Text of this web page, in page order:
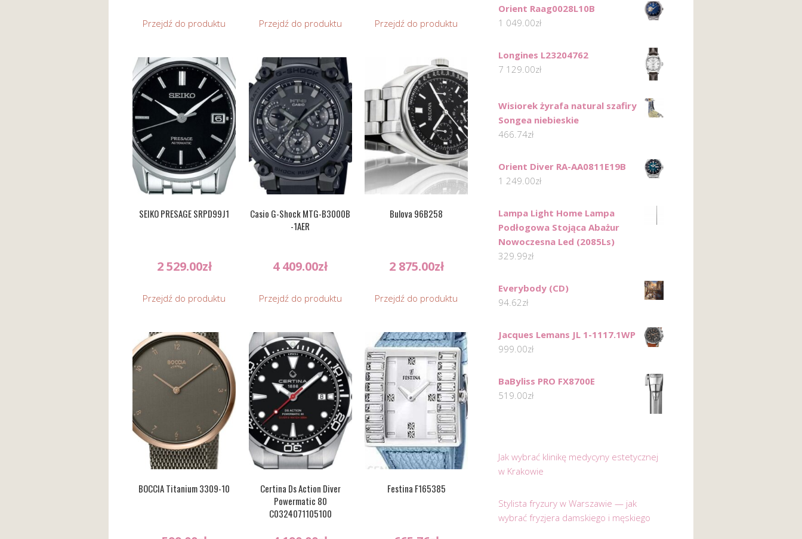
Przejdź do produktu Przejdź do produktu Przejdź do produktu
SEIKO PRESAGE SRPD99J1
2 529.00zł
Przejdź do produktu
Casio G-Shock MTG-B3000B
-1AER
4 409.00zł
Przejdź do produktu
Bulova 96B258
2 875.00zł
Przejdź do produktu
BOCCIA Titanium 3309-10
Certina Ds Action Diver
Powermatic 80
C0324071105100
Festina F165385
Orient Raag0028L10B
1 049.00zł
Longines L23204762
7 129.00zł
Wisiorek żyrafa natural szafiry
Songea niebieskie
466.74zł
Orient Diver RA-AA0811E19B
1 249.00zł
Lampa Light Home Lampa
Podłogowa Stojąca Abażur
Nowoczesna Led (2085Ls)
329.99zł
Everybody (CD)
94.62zł
Jacques Lemans JL 1-1117.1WP
999.00zł
BaByliss PRO FX8700E
519.00zł
Jak wybrać klinikę medycyny estetycznej
w Krakowie
Stylista fryzury w Warszawie — jak
wybrać fryzjera damskiego i męskiego